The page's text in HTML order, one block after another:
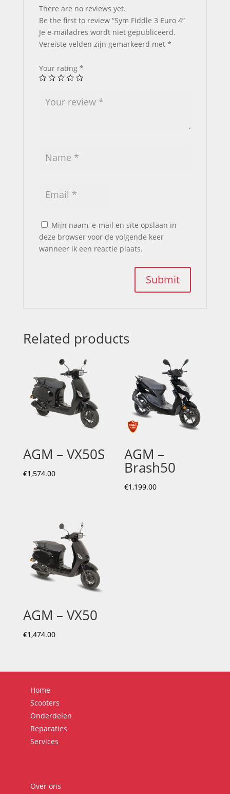
There are no reviews yet.
Be the first to review “Sym Fiddle 3 Euro 4”
Je e-mailadres wordt niet gepubliceerd.
Vereiste velden zijn gemarkeerd met *
Your rating *
Mijn naam, e-mail en site opslaan in
deze browser voor de volgende keer
wanneer ik een reactie plaats.
Related products
AGM – VX50S
€1,574.00
AGM –
Brash50
€1,199.00
AGM – VX50
€1,474.00
Home
Scooters
Onderdelen
Reparaties
Services
Over ons